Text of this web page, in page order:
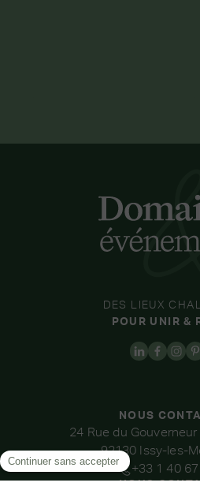
NOUS
24 Rue du
92130 Issy-les-
+33 1 40
NOUS
DES LIEUX
POUR UNIR &